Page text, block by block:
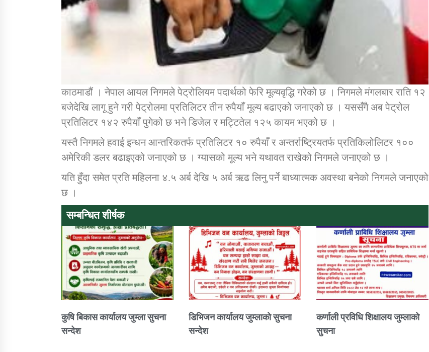
सन्देश
लैङ्गिक हिंसा सम्बन्धी सूचना सन्देश
तातोपानी गाउँपालिका जुम्लाको बालविवाह सन्देश तातोपानी गाउँपालिका जुम्लाको सूचना
काठमाडौं । नेपाल आयल निगमले पेट्रोलियम पदार्थको फेरि मूल्यवृद्धि गरेको छ । निगमले मंगलबार राति १२
बजेदेखि लागू हुने गरी पेट्रोलमा प्रतिलिटर तीन रुपैयाँ मूल्य बढाएको जनाएको छ । यससँगै अब पेट्रोल
प्रतिलिटर १४२ रुपैयाँ पुगेको छ भने डिजेल र मट्टितेल १२५ कायम भएको छ ।
यस्तै निगमले हवाई इन्धन आन्तरिकतर्फ प्रतिलिटर १० रुपैयाँ र अन्तर्राष्ट्रियतर्फ प्रतिकिलोलिटर १००
अमेरिकी डलर बढाइएको जनाएको छ । ग्यासको मूल्य भने यथावत राखेको निगमले जनाएको छ ।
यति हुँदा समेत प्रति महिलना ४.५ अर्ब देखि ५ अर्ब ऋढ लिनु पर्ने बाध्यात्मक अवस्था बनेको निगमले जनाएको
छ ।
सम्बन्धित शीर्षक
कुषि बिकास कार्यालय जुम्ला सुचना
सन्देश
डिभिजन कार्यालय जुम्लाको सुचना
सन्देश
कर्णाली प्रविधि शिक्षालय जुम्लाको
सुचना